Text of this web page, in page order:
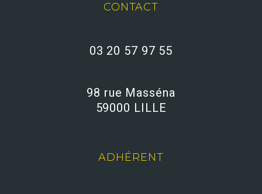
CONTACT
03 20 57 97 55
98 rue Masséna
59000 LILLE
ADHÉRENT